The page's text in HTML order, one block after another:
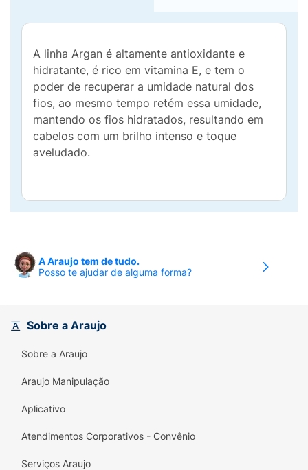
A linha Argan é altamente antioxidante e
hidratante, é rico em vitamina E, e tem o
poder de recuperar a umidade natural dos
fios, ao mesmo tempo retém essa umidade,
mantendo os fios hidratados, resultando em
cabelos com um brilho intenso e toque
aveludado.
A Araujo tem de tudo.
Posso te ajudar de alguma forma?
Sobre a Araujo
Sobre a Araujo
Araujo Manipulação
Aplicativo
Atendimentos Corporativos - Convênio
Serviços Araujo